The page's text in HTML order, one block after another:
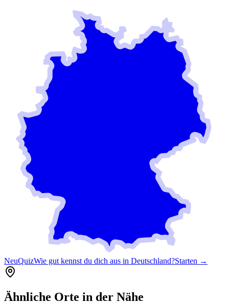
NeuQuizWie gut kennst du dich aus in Deutschland?Starten →
Ähnliche Orte in der Nähe